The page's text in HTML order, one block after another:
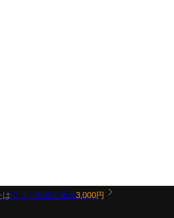
は口コミ投稿で最大3,000円